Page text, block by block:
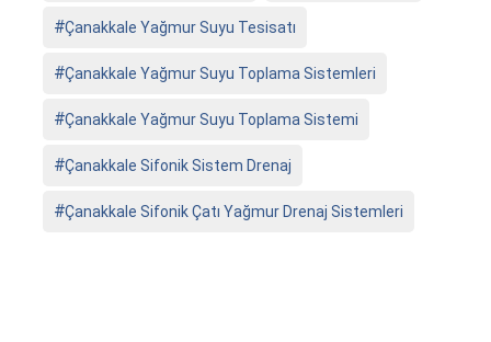
Çanakkale Yağmur Suyu Tesisatı
Çanakkale Yağmur Suyu Toplama Sistemleri
Çanakkale Yağmur Suyu Toplama Sistemi
Çanakkale Sifonik Sistem Drenaj
Çanakkale Sifonik Çatı Yağmur Drenaj Sistemleri